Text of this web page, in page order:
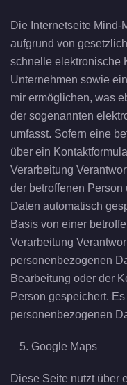
Die Internetseite Mind-
aufgrund von
schnelle elektronische
Unternehmen sowie
mir ermöglichen, was
der sogenannten
umfasst. Sofern eine
über ein
Verarbeitung
der betroffenen
Daten automatisch
Basis von einer
Verarbeitung
personenbezogenen
Bearbeitung oder der
Person gespeichert.
personenbezogenen
Google Maps
Diese Seite nutzt über